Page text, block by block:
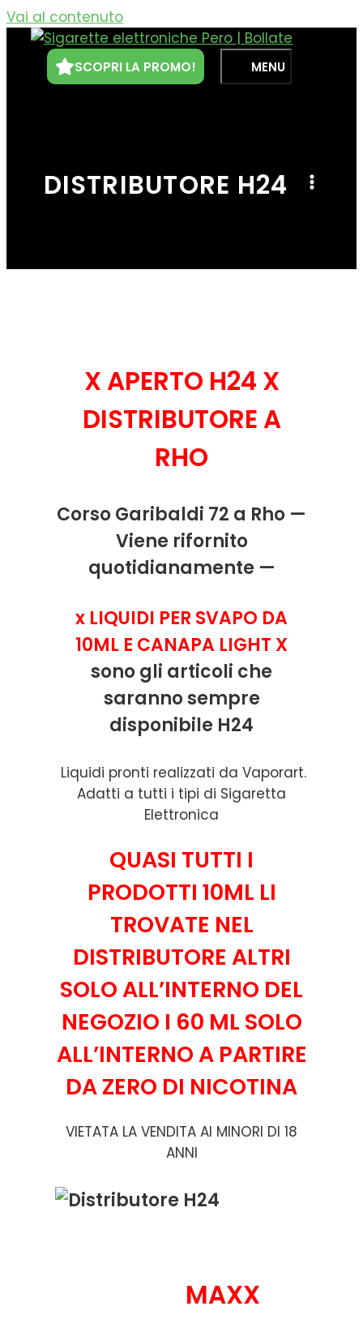
Vai al contenuto
SCOPRI LA PROMO! MENU
DISTRIBUTORE H24
X APERTO H24 X
DISTRIBUTORE A
RHO
Corso Garibaldi 72 a Rho —
Viene rifornito
quotidianamente —
x LIQUIDI PER SVAPO DA
10ML E CANAPA LIGHT X
sono gli articoli che
saranno sempre
disponibile H24
Liquidi pronti realizzati da Vaporart.
Adatti a tutti i tipi di Sigaretta
Elettronica
QUASI TUTTI I
PRODOTTI 10ML LI
TROVATE NEL
DISTRIBUTORE ALTRI
SOLO ALL’INTERNO DEL
NEGOZIO I 60 ML SOLO
ALL’INTERNO A PARTIRE
DA ZERO DI NICOTINA
VIETATA LA VENDITA AI MINORI DI 18
ANNI
MAXX